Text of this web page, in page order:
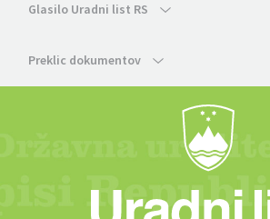
Glasilo Uradni list RS
Preklic dokumentov